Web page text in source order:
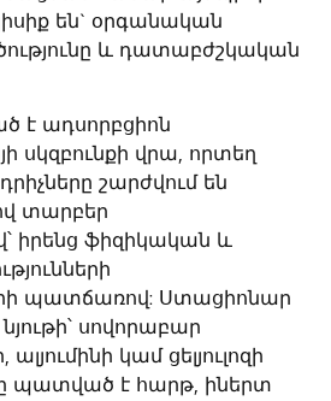
են` օրգանական
և դատաբժշկական
է ադսորբցիոն
սկզբունքի վրա, որտեղ
շարժվում են
տարբեր
իրենց ֆիզիկական և
պատճառով: Ստացիոնար
սովորաբար
ալյումինի կամ ցելյուլոզի
պատված է հարթ, իներտ